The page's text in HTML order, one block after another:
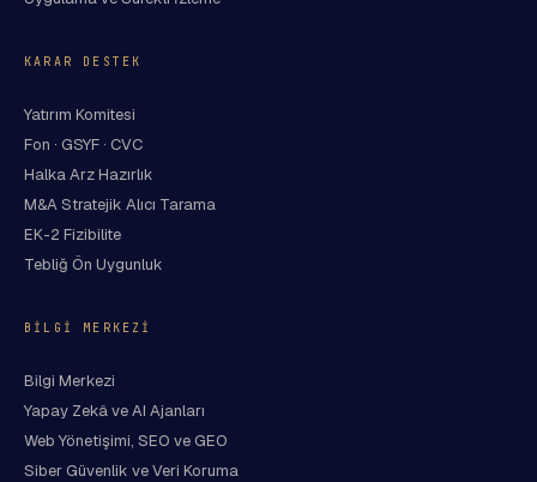
KARAR DESTEK
Yatırım Komitesi
Fon · GSYF · CVC
Halka Arz Hazırlık
M&A Stratejik Alıcı Tarama
EK-2 Fizibilite
Tebliğ Ön Uygunluk
BILGI MERKEZI
Bilgi Merkezi
Yapay Zekâ ve AI Ajanları
Web Yönetişimi, SEO ve GEO
Siber Güvenlik ve Veri Koruma